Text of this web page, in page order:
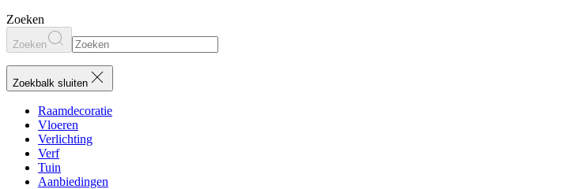
Zoeken
Zoeken
Zoekbalk sluiten
Raamdecoratie
Vloeren
Verlichting
Verf
Tuin
Aanbiedingen